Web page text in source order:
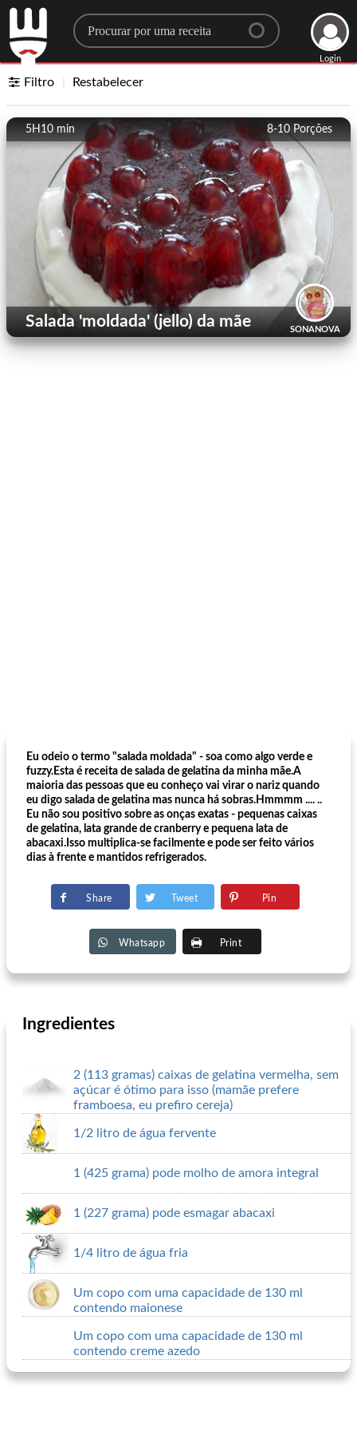
Search for a recipe
Login
Filtro Restabelecer
8-10 Porções
5H10 min
SONANOVA
Salada 'moldada' (jello) da mãe
Eu odeio o termo "salada moldada" - soa como algo verde e
fuzzy.Esta é receita de salada de gelatina da minha mãe.A
maioria das pessoas que eu conheço vai virar o nariz quando
eu digo salada de gelatina mas nunca há sobras.Hmmmm .... ..
Eu não sou positivo sobre as onças exatas - pequenas caixas
de gelatina, lata grande de cranberry e pequena lata de
abacaxi.Isso multiplica-se facilmente e pode ser feito vários
dias à frente e mantidos refrigerados.
Share Tweet Pin
Whatsapp Print
Ingredientes
2 (113 gramas) caixas de gelatina vermelha, sem
açúcar é ótimo para isso (mamãe prefere
framboesa, eu prefiro cereja)
1/2 litro de água fervente
1 (425 grama) pode molho de amora integral
1 (227 grama) pode esmagar abacaxi
1/4 litro de água fria
Um copo com uma capacidade de 130 ml
contendo maionese
Um copo com uma capacidade de 130 ml
contendo creme azedo